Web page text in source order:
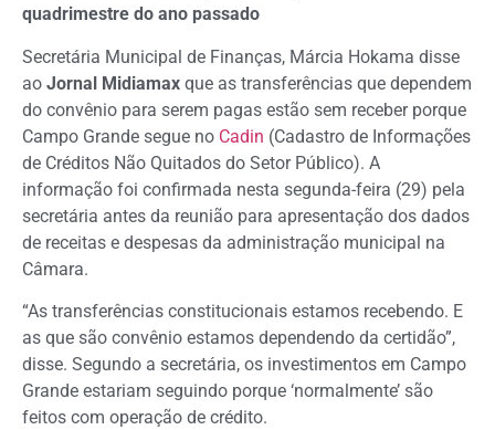
quadrimestre do ano passado
Secretária Municipal de Finanças, Márcia Hokama disse
ao Jornal Midiamax que as transferências que dependem
do convênio para serem pagas estão sem receber porque
Campo Grande segue no Cadin (Cadastro de Informações
de Créditos Não Quitados do Setor Público). A
informação foi confirmada nesta segunda-feira (29) pela
secretária antes da reunião para apresentação dos dados
de receitas e despesas da administração municipal na
Câmara.
“As transferências constitucionais estamos recebendo. E
as que são convênio estamos dependendo da certidão”,
disse. Segundo a secretária, os investimentos em Campo
Grande estariam seguindo porque ‘normalmente’ são
feitos com operação de crédito.